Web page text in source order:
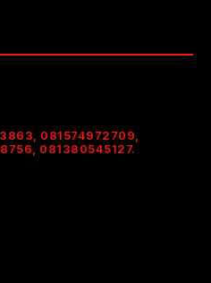
081574972709,
081380545127.